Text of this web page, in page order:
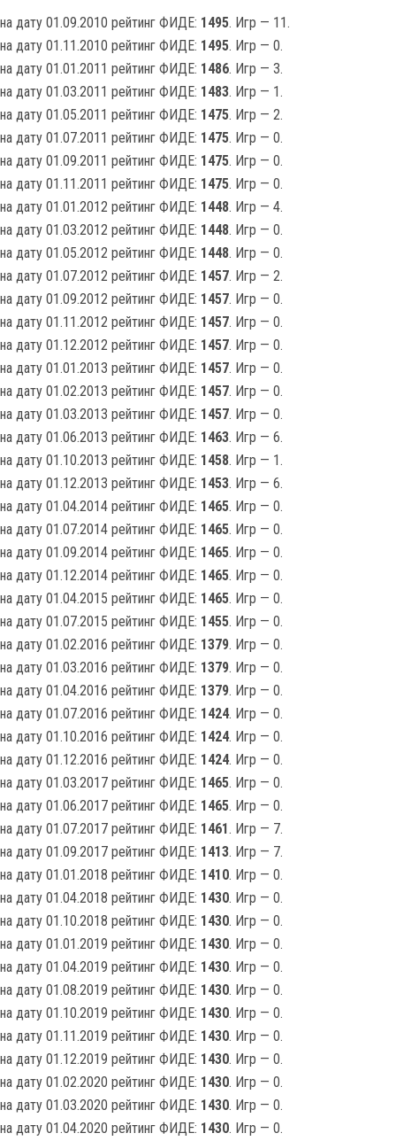
на дату 01.09.2010 рейтинг ФИДЕ: 1495. Игр — 11.
на дату 01.11.2010 рейтинг ФИДЕ: 1495. Игр — 0.
на дату 01.01.2011 рейтинг ФИДЕ: 1486. Игр — 3.
на дату 01.03.2011 рейтинг ФИДЕ: 1483. Игр — 1.
на дату 01.05.2011 рейтинг ФИДЕ: 1475. Игр — 2.
на дату 01.07.2011 рейтинг ФИДЕ: 1475. Игр — 0.
на дату 01.09.2011 рейтинг ФИДЕ: 1475. Игр — 0.
на дату 01.11.2011 рейтинг ФИДЕ: 1475. Игр — 0.
на дату 01.01.2012 рейтинг ФИДЕ: 1448. Игр — 4.
на дату 01.03.2012 рейтинг ФИДЕ: 1448. Игр — 0.
на дату 01.05.2012 рейтинг ФИДЕ: 1448. Игр — 0.
на дату 01.07.2012 рейтинг ФИДЕ: 1457. Игр — 2.
на дату 01.09.2012 рейтинг ФИДЕ: 1457. Игр — 0.
на дату 01.11.2012 рейтинг ФИДЕ: 1457. Игр — 0.
на дату 01.12.2012 рейтинг ФИДЕ: 1457. Игр — 0.
на дату 01.01.2013 рейтинг ФИДЕ: 1457. Игр — 0.
на дату 01.02.2013 рейтинг ФИДЕ: 1457. Игр — 0.
на дату 01.03.2013 рейтинг ФИДЕ: 1457. Игр — 0.
на дату 01.06.2013 рейтинг ФИДЕ: 1463. Игр — 6.
на дату 01.10.2013 рейтинг ФИДЕ: 1458. Игр — 1.
на дату 01.12.2013 рейтинг ФИДЕ: 1453. Игр — 6.
на дату 01.04.2014 рейтинг ФИДЕ: 1465. Игр — 0.
на дату 01.07.2014 рейтинг ФИДЕ: 1465. Игр — 0.
на дату 01.09.2014 рейтинг ФИДЕ: 1465. Игр — 0.
на дату 01.12.2014 рейтинг ФИДЕ: 1465. Игр — 0.
на дату 01.04.2015 рейтинг ФИДЕ: 1465. Игр — 0.
на дату 01.07.2015 рейтинг ФИДЕ: 1455. Игр — 0.
на дату 01.02.2016 рейтинг ФИДЕ: 1379. Игр — 0.
на дату 01.03.2016 рейтинг ФИДЕ: 1379. Игр — 0.
на дату 01.04.2016 рейтинг ФИДЕ: 1379. Игр — 0.
на дату 01.07.2016 рейтинг ФИДЕ: 1424. Игр — 0.
на дату 01.10.2016 рейтинг ФИДЕ: 1424. Игр — 0.
на дату 01.12.2016 рейтинг ФИДЕ: 1424. Игр — 0.
на дату 01.03.2017 рейтинг ФИДЕ: 1465. Игр — 0.
на дату 01.06.2017 рейтинг ФИДЕ: 1465. Игр — 0.
на дату 01.07.2017 рейтинг ФИДЕ: 1461. Игр — 7.
на дату 01.09.2017 рейтинг ФИДЕ: 1413. Игр — 7.
на дату 01.01.2018 рейтинг ФИДЕ: 1410. Игр — 0.
на дату 01.04.2018 рейтинг ФИДЕ: 1430. Игр — 0.
на дату 01.10.2018 рейтинг ФИДЕ: 1430. Игр — 0.
на дату 01.01.2019 рейтинг ФИДЕ: 1430. Игр — 0.
на дату 01.04.2019 рейтинг ФИДЕ: 1430. Игр — 0.
на дату 01.08.2019 рейтинг ФИДЕ: 1430. Игр — 0.
на дату 01.10.2019 рейтинг ФИДЕ: 1430. Игр — 0.
на дату 01.11.2019 рейтинг ФИДЕ: 1430. Игр — 0.
на дату 01.12.2019 рейтинг ФИДЕ: 1430. Игр — 0.
на дату 01.02.2020 рейтинг ФИДЕ: 1430. Игр — 0.
на дату 01.03.2020 рейтинг ФИДЕ: 1430. Игр — 0.
на дату 01.04.2020 рейтинг ФИДЕ: 1430. Игр — 0.